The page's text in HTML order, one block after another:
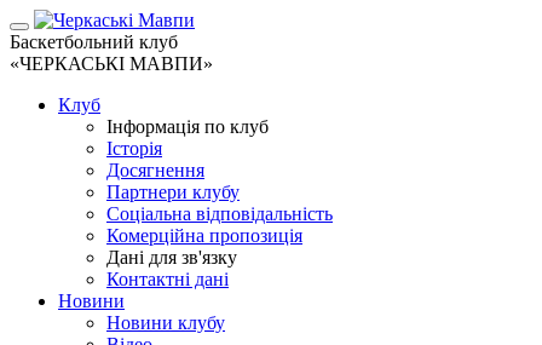
Баскетбольний клуб
«ЧЕРКАСЬКІ МАВПИ»
Клуб
Інформація по клуб
Історія
Досягнення
Партнери клубу
Соціальна відповідальність
Комерційна пропозиція
Дані для зв'язку
Контактні дані
Новини
Новини клубу